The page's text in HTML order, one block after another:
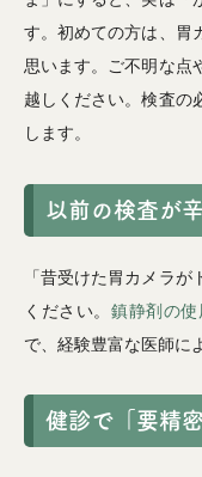
す。初めての方は、胃
思います。ご不明な点
越しください。検査の
します。
以前の検査が
「昔受けた胃カメラ
ください。 鎮静剤の使
で、経験豊富な医師に
健診で「要精